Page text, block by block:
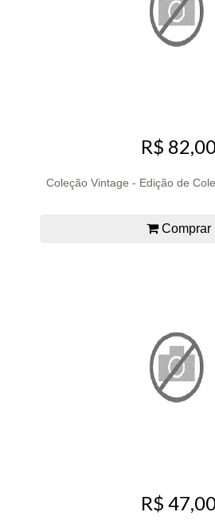
R$
Coleção Vintage - Edição de
Comprar
R$